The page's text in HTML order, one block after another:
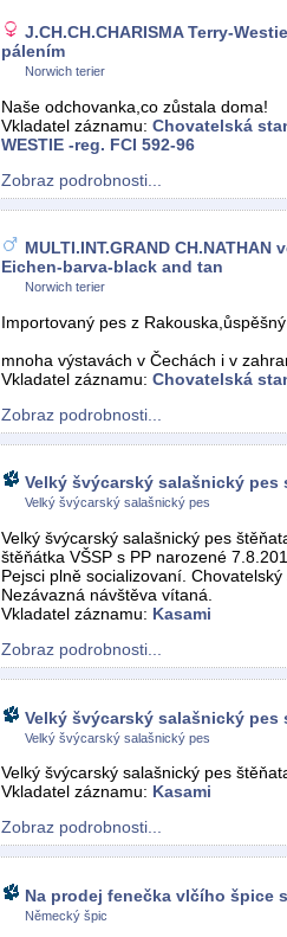
J.CH.CH.CHARISMA Terry-
pálením
Norwich terier
Naše odchovanka,co zůstala doma!
Vkladatel záznamu: Chovatelská
WESTIE -reg. FCI 592-96
Zobraz podrobnosti...
MULTI.INT.GRAND CH.NATHAN
Eichen-barva-black and tan
Norwich terier
Importovaný pes z
mnoha výstavách v Čechách i v
Vkladatel záznamu: Chovatelská
Zobraz podrobnosti...
Velký švýcarský salašnický pes
Velký švýcarský salašnický pes
Velký švýcarský salašnický pes
štěňátka VŠSP s PP narozené
Pejsci plně socializovaní.
Nezávazná návštěva vítaná.
Vkladatel záznamu: Kasami
Zobraz podrobnosti...
Velký švýcarský salašnický pes
Velký švýcarský salašnický pes
Velký švýcarský salašnický pes
Vkladatel záznamu: Kasami
Zobraz podrobnosti...
Na prodej fenečka vlčího špice
Německý špic